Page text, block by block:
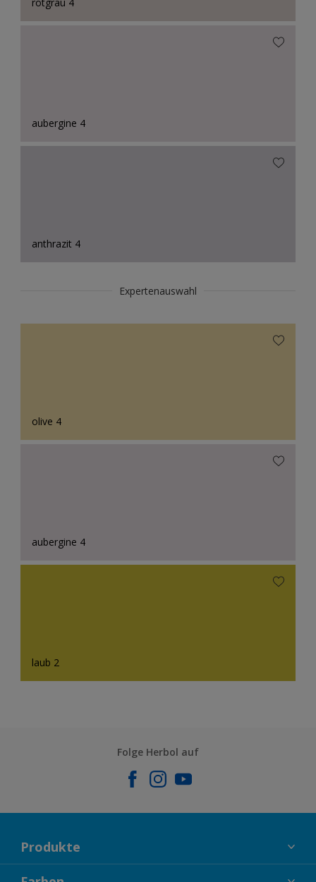
aubergine 4
anthrazit 4
Expertenauswahl
olive 4
aubergine 4
laub 2
Folge Herbol auf
Produkte
FASSADENFARBEN